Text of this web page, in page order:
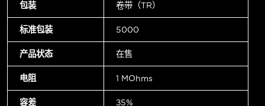
包装 卷带（TR）
标准包装 5000
产品状态 在售
电阻 1 MOhms
容差 ±5%